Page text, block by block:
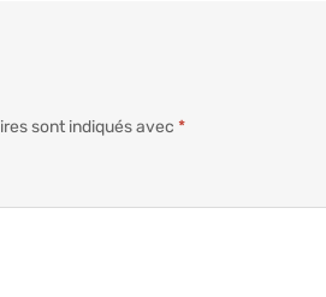
sont indiqués avec *